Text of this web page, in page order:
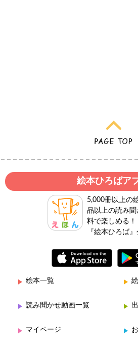
絵本ひろばア
5,000冊以上の
品以上の読み
料で楽しめる！
『絵本ひろば
絵本一覧
読み聞かせ動画一覧
マイページ